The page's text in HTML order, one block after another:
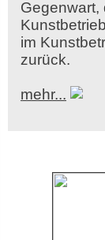
Gegenwart,
im
zurück.
mehr...